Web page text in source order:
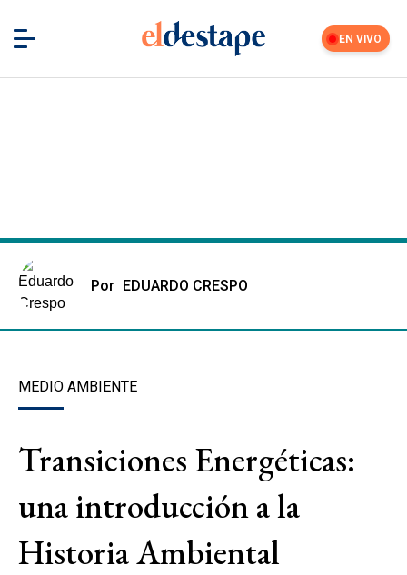
EN VIVO
Por EDUARDO CRESPO
MEDIO AMBIENTE
Transiciones Energéticas:
una introducción a la
Historia Ambiental